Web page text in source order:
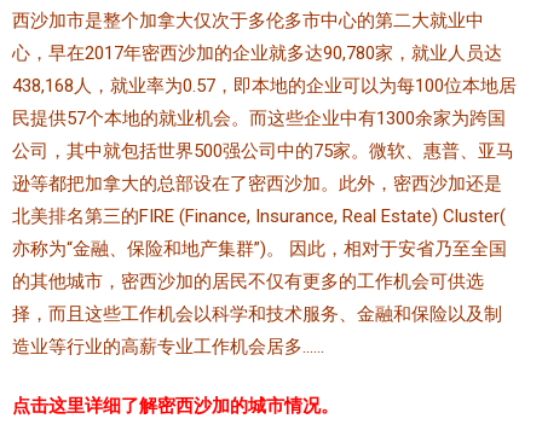
西沙加市是整个加拿大仅次于多伦多市中心的第二大就业中
心，早在2017年密西沙加的企业就多达90,780家，就业人员达
438,168人，就业率为0.57，即本地的企业可以为每100位本地居
民提供57个本地的就业机会。而这些企业中有1300余家为跨国
公司，其中就包括世界500强公司中的75家。微软、惠普、亚马
逊等都把加拿大的总部设在了密西沙加。此外，密西沙加还是
北美排名第三的FIRE (Finance, Insurance, Real Estate) Cluster(
亦称为“金融、保险和地产集群”)。 因此，相对于安省乃至全国
的其他城市，密西沙加的居民不仅有更多的工作机会可供选
择，而且这些工作机会以科学和技术服务、金融和保险以及制
造业等行业的高薪专业工作机会居多……
点击这里详细了解密西沙加的城市情况。